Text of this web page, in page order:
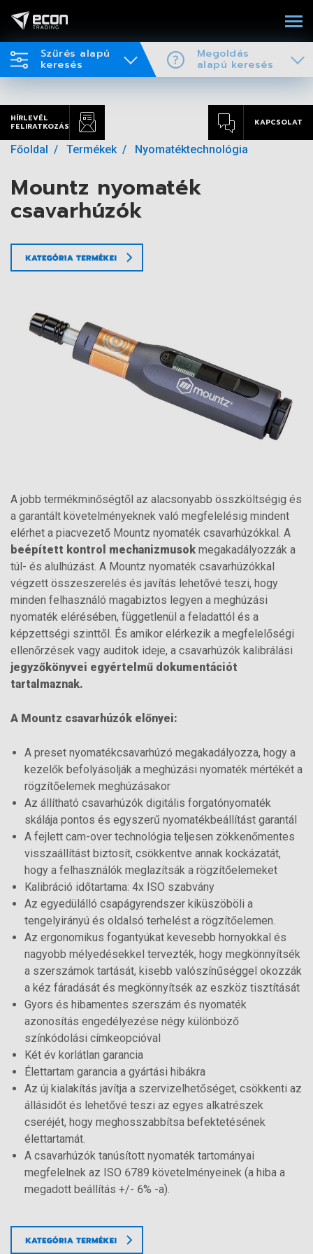
Szűrés alapú
keresés
Megoldás
alapú keresés
HÍRLEVÉL
FELIRATKOZÁS
KAPCSOLAT
Főoldal Termékek Nyomatéktechnológia
Mountz nyomaték
csavarhúzók
A jobb termékminőségtől az alacsonyabb összköltségig és
a garantált követelményeknek való megfelelésig mindent
elérhet a piacvezető Mountz nyomaték csavarhúzókkal. A
beépített kontrol mechanizmusok megakadályozzák a
túl- és alulhúzást. A Mountz nyomaték csavarhúzókkal
végzett összeszerelés és javítás lehetővé teszi, hogy
minden felhasználó magabiztos legyen a meghúzási
nyomaték elérésében, függetlenül a feladattól és a
képzettségi szinttől. És amikor elérkezik a megfelelőségi
ellenőrzések vagy auditok ideje, a csavarhúzók kalibrálási
jegyzőkönyvei egyértelmű dokumentációt
tartalmaznak.
A Mountz csavarhúzók előnyei:
A preset nyomatékcsavarhúzó megakadályozza, hogy a
kezelők befolyásolják a meghúzási nyomaték mértékét a
rögzítőelemek meghúzásakor
Az állítható csavarhúzók digitális forgatónyomaték
skálája pontos és egyszerű nyomatékbeállítást garantál
A fejlett cam-over technológia teljesen zökkenőmentes
visszaállítást biztosít, csökkentve annak kockázatát,
hogy a felhasználók meglazítsák a rögzítőelemeket
Kalibráció időtartama: 4x ISO szabvány
Az egyedülálló csapágyrendszer kiküszöböli a
tengelyirányú és oldalsó terhelést a rögzítőelemen.
Az ergonomikus fogantyúkat kevesebb hornyokkal és
nagyobb mélyedésekkel tervezték, hogy megkönnyítsék
a szerszámok tartását, kisebb valószínűséggel okozzák
a kéz fáradását és megkönnyítsék az eszköz tisztítását
Gyors és hibamentes szerszám és nyomaték
azonosítás engedélyezése négy különböző
színkódolási címkeopcióval
Két év korlátlan garancia
Élettartam garancia a gyártási hibákra
Az új kialakítás javítja a szervizelhetőséget, csökkenti az
állásidőt és lehetővé teszi az egyes alkatrészek
cseréjét, hogy meghosszabbítsa befektetésének
élettartamát.
A csavarhúzók tanúsított nyomaték tartományai
megfelelnek az ISO 6789 követelményeinek (a hiba a
megadott beállítás +/- 6% -a).